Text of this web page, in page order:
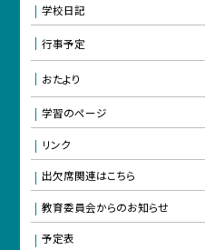
学校日記
行事予定
おたより
学習のページ
リンク
出欠席関連はこちら
教育委員会からのお知らせ
予定表